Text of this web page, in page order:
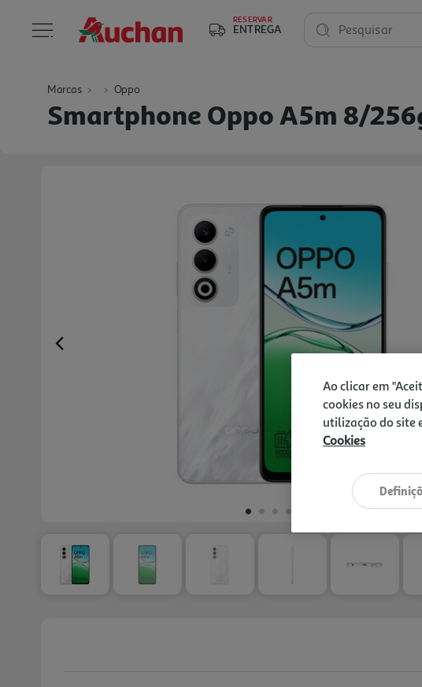
RESERVAR
ENTREGA Pesquisar
Marcas Oppo
Smartphone Oppo A5m 8/
Previous
Ao clicar em
cookies no seu
utilização do site
Cookies